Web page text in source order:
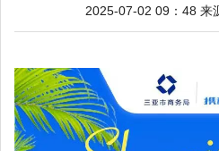
2025-07-02 09：48 来